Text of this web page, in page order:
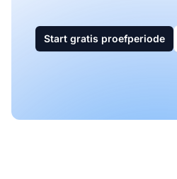
Start gratis proefperiode